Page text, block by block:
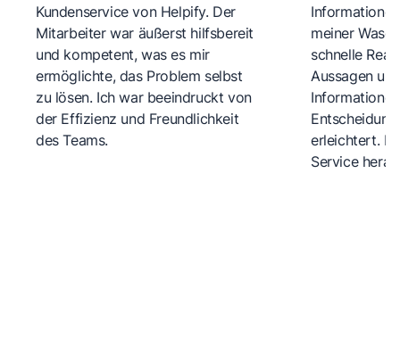
Kundenservice von Helpify. Der
Mitarbeiter war äußerst hilfsbereit
und kompetent, was es mir
ermöglichte, das Problem selbst
zu lösen. Ich war beeindruckt von
der Effizienz und Freundlichkeit
des Teams.
meiner
schnelle
Aussagen
erleichtert.
Service